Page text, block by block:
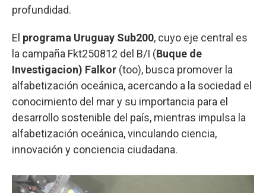
profundidad.
El programa Uruguay Sub200, cuyo eje central es
la campaña Fkt250812 del B/I (Buque de
Investigacion) Falkor (too), busca promover la
alfabetización oceánica, acercando a la sociedad el
conocimiento del mar y su importancia para el
desarrollo sostenible del país, mientras impulsa la
alfabetización oceánica, vinculando ciencia,
innovación y conciencia ciudadana.